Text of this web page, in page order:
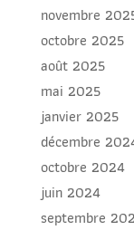
novembre
octobre 2025
août 2025
mai 2025
janvier 2025
décembre
octobre 2024
juin 2024
septembre